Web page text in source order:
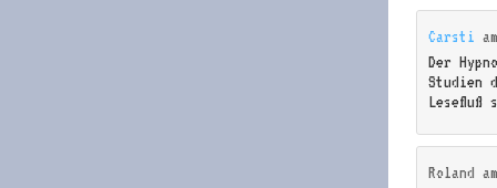
Carsti
Der
Studien
Roland